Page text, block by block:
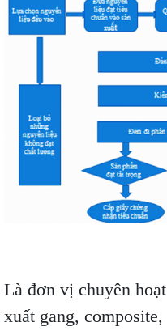
Là đơn vị chuyên
xuất gang,